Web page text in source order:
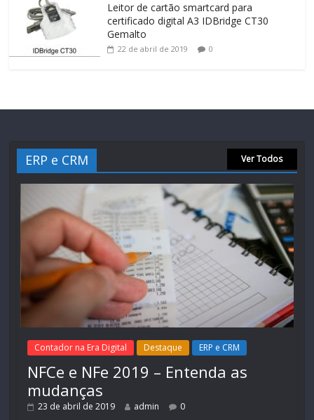
Leitor de cartão smartcard para
certificado digital A3 IDBridge CT30
Gemalto
22 de abril de 2019 0
ERP e CRM Ver Todos
Contador na Era Digital Destaque ERP e CRM
NFCe e NFe 2019 – Entenda as
mudanças
23 de abril de 2019 admin 0